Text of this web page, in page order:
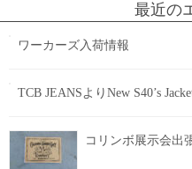
最近の
ワーカーズ入荷情報
TCB JEANSよりNew S40’s
コリンボ展示会出